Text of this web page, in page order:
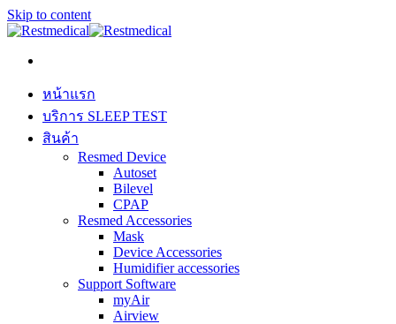
Skip to content
หน้าแรก
บริการ SLEEP TEST
สินค้า
Resmed Device
Autoset
Bilevel
CPAP
Resmed Accessories
Mask
Device Accessories
Humidifier accessories
Support Software
myAir
Airview